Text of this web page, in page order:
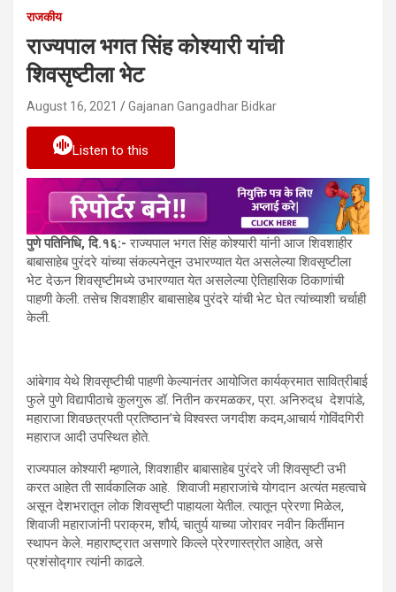
राजकीय
राज्यपाल भगत सिंह कोश्यारी यांची
शिवसृष्टीला भेट
August 16, 2021 Gajanan Gangadhar Bidkar
Listen to this
पुणे पतिनिधि, दि.१६:- राज्यपाल भगत सिंह कोश्यारी यांनी आज शिवशाहीर
बाबासाहेब पुरंदरे यांच्या संकल्पनेतून उभारण्यात येत असलेल्या शिवसृष्टीला
भेट देऊन शिवसृष्टीमध्ये उभारण्यात येत असलेल्या ऐतिहासिक ठिकाणांची
पाहणी केली. तसेच शिवशाहीर बाबासाहेब पुरंदरे यांची भेट घेत त्यांच्याशी चर्चाही
केली.
आंबेगाव येथे शिवसृष्टीची पाहणी केल्यानंतर आयोजित कार्यक्रमात सावित्रीबाई
फुले पुणे विद्यापीठाचे कुलगुरू डॉ. नितीन करमळकर, प्रा. अनिरुद‌्ध‌ देशपांडे,
महाराजा शिवछत्रपती प्रतिष्ठान’चे विश्वस्त जगदीश कदम,आचार्य गोविंदगिरी
महाराज आदी उपस्थित होते.
राज्यपाल कोश्यारी म्हणाले, शिवशाहीर बाबासाहेब पुरंदरे जी शिवसृष्टी उभी
करत आहेत ती सार्वकालिक आहे. शिवाजी महाराजांचे योगदान अत्यंत महत्वाचे
असून देशभरातून लोक शिवसृष्टी पाहायला येतील. त्यातून प्रेरणा मिळेल,
शिवाजी महाराजांनी पराक्रम, शौर्य, चातुर्य याच्या जोरावर नवीन किर्तीमान
स्थापन केले. महाराष्ट्रात असणारे किल्ले प्रेरणास्त्रोत आहेत, असे
प्रशंसोद्गार त्यांनी काढले.